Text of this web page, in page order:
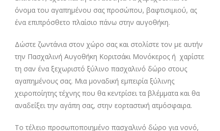
όνομα του αγαπημένου σας προσώπου, βαφτισιμιού, ας
ένα επιπρόσθετο πλαίσιο πάνω στην αυγοθήκη.
Δώστε ζωντάνια στον χώρο σας και στολίστε τον με αυτήν
την Πασχαλινή Αυγοθήκη Κοριτσάκι Μονόκερος ή χαρίστε
τη σαν ένα ξεχωριστό ξύλινο πασχαλινό δώρο στους
αγαπημένους σας. Μια μοναδική εμπειρία ξύλινης
χειροποίητης τέχνης που θα κεντρίσει τα βλέμματα και θα
αναδείξει την αγάπη σας, στην εορταστική ατμόσφαιρα.
Το τέλειο προσωποποιημένο πασχαλινό δώρο για νονό,